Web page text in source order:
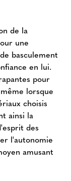
de la
une
basculement
en lui.
pour
lorsque
choisis
ainsi la
des
l'autonomie
amusant